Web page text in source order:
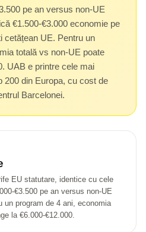
pe an versus non-UE
€1.500-€3.000 economie pe
cetățean UE. Pentru un
totală vs non-UE poate
UAB e printre cele mai
200 din Europa, cu cost de
Barcelonei.
EU statutare, identice cu cele
€3.500 pe an versus non-UE
un program de 4 ani, economia
la €6.000-€12.000.